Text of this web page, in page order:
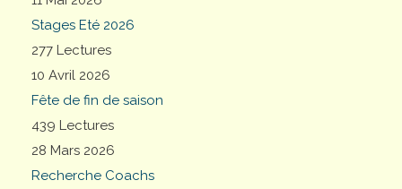
Stages Eté 2026
277 Lectures
10 Avril 2026
Fête de fin de saison
439 Lectures
28 Mars 2026
Recherche Coachs